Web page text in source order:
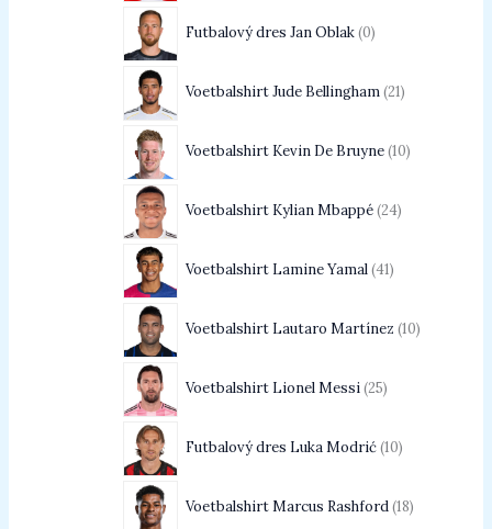
Futbalový dres Jan Oblak 0
Voetbalshirt Jude Bellingham 21
Voetbalshirt Kevin De Bruyne 10
Voetbalshirt Kylian Mbappé 24
Voetbalshirt Lamine Yamal 41
Voetbalshirt Lautaro Martínez 10
Voetbalshirt Lionel Messi 25
Futbalový dres Luka Modrić 10
Voetbalshirt Marcus Rashford 18